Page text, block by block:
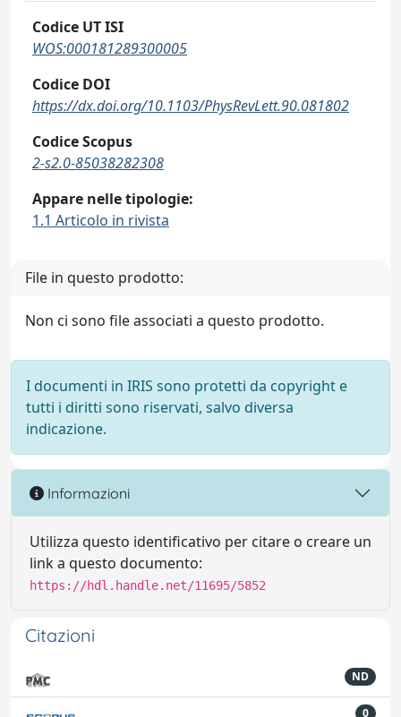
Codice UT ISI
WOS:000181289300005
Codice DOI
https://dx.doi.org/10.1103/PhysRevLett.90.081802
Codice Scopus
2-s2.0-85038282308
Appare nelle tipologie:
1.1 Articolo in rivista
File in questo prodotto:
Non ci sono file associati a questo prodotto.
I documenti in IRIS sono protetti da copyright e
tutti i diritti sono riservati, salvo diversa
indicazione.
Informazioni
Utilizza questo identificativo per citare o creare un
link a questo documento:
https://hdl.handle.net/11695/5852
Citazioni
ND
0